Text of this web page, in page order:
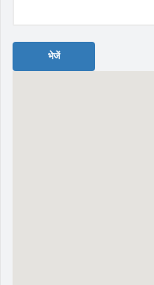
भेजें